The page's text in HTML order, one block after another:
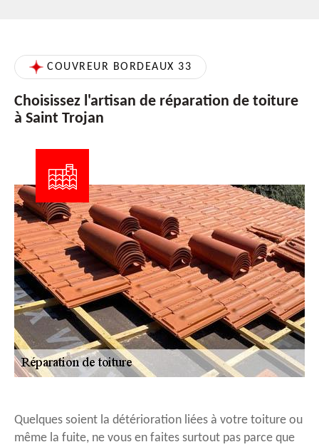
COUVREUR BORDEAUX 33
Choisissez l'artisan de réparation de toiture
à Saint Trojan
Quelques soient la détérioration liées à votre toiture ou
même la fuite, ne vous en faites surtout pas parce que